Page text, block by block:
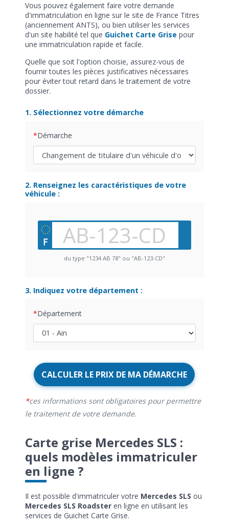
Vous pouvez également faire votre demande
d'immatriculation en ligne sur le site de France Titres
(anciennement ANTS), ou bien utiliser les services
d'un site habilité tel que Guichet Carte Grise pour
une immatriculation rapide et facile.
Quelle que soit l'option choisie, assurez-vous de
fournir toutes les pièces justificatives nécessaires
pour éviter tout retard dans le traitement de votre
dossier.
1. Sélectionnez votre démarche
Démarche
2. Renseignez les caractéristiques de votre
véhicule :
du type "1234 AB 78" ou "AB-123-CD"
3. Indiquez votre département :
Département
CALCULER LE PRIX DE MA DÉMARCHE
ces informations sont obligatoires pour permettre
le traitement de votre demande.
Carte grise Mercedes SLS :
quels modèles immatriculer
en ligne ?
Il est possible d'immatriculer votre Mercedes SLS ou
Mercedes SLS Roadsteren ligne en utilisant les
services de Guichet Carte Grise.